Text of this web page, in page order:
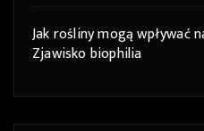
Jak rośliny mogą wpływać
Zjawisko biophilia